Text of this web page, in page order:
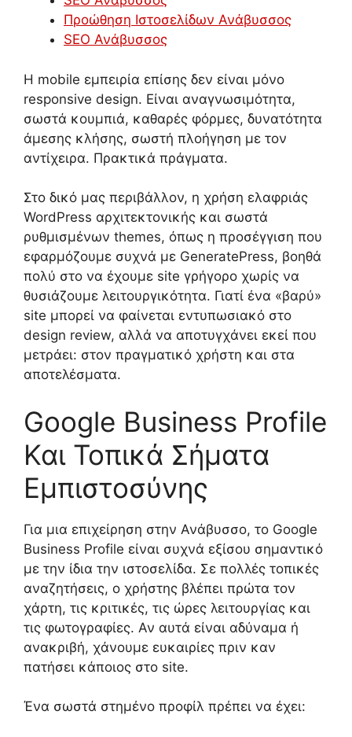
Προώθηση Ιστοσελίδων Ανάβυσσος
SEO Ανάβυσσος
Η mobile εμπειρία επίσης δεν είναι μόνο
responsive design. Είναι αναγνωσιμότητα,
σωστά κουμπιά, καθαρές φόρμες, δυνατότητα
άμεσης κλήσης, σωστή πλοήγηση με τον
αντίχειρα. Πρακτικά πράγματα.
Στο δικό μας περιβάλλον, η χρήση ελαφριάς
WordPress αρχιτεκτονικής και σωστά
ρυθμισμένων themes, όπως η προσέγγιση που
εφαρμόζουμε συχνά με GeneratePress, βοηθά
πολύ στο να έχουμε site γρήγορο χωρίς να
θυσιάζουμε λειτουργικότητα. Γιατί ένα «βαρύ»
site μπορεί να φαίνεται εντυπωσιακό στο
design review, αλλά να αποτυγχάνει εκεί που
μετράει: στον πραγματικό χρήστη και στα
αποτελέσματα.
Google Business Profile
Και Τοπικά Σήματα
Εμπιστοσύνης
Για μια επιχείρηση στην Ανάβυσσο, το Google
Business Profile είναι συχνά εξίσου σημαντικό
με την ίδια την ιστοσελίδα. Σε πολλές τοπικές
αναζητήσεις, ο χρήστης βλέπει πρώτα τον
χάρτη, τις κριτικές, τις ώρες λειτουργίας και
τις φωτογραφίες. Αν αυτά είναι αδύναμα ή
ανακριβή, χάνουμε ευκαιρίες πριν καν
πατήσει κάποιος στο site.
Ένα σωστά στημένο προφίλ πρέπει να έχει: